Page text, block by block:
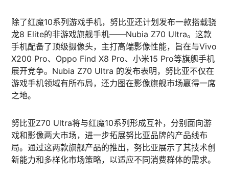
除了红魔10系列游戏手机，努比亚还计划发布一款搭载骁
龙8 Elite的非游戏旗舰手机——Nubia Z70 Ultra。这款
手机配备了顶级摄像头，主打高端影像性能，旨在与Vivo
X200 Pro、Oppo Find X8 Pro、小米15 Pro等旗舰手机
展开竞争。Nubia Z70 Ultra 的发布表明，努比亚不仅在
游戏手机领域有所布局，还力图在影像旗舰市场赢得一席
之地。
努比亚Z70 Ultra将与红魔10系列形成互补，分别面向游
戏和影像两大市场，进一步拓展努比亚品牌的产品线布
局。通过这两款旗舰产品的推出，努比亚展示了其技术创
新能力和多样化市场策略，以适应不同消费群体的需求。